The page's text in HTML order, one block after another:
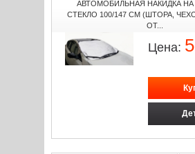
АВТОМОБИЛЬНАЯ НАКИДКА
СТЕКЛО 100/147 СМ (ШТОРА,
ОТ...
Цена: